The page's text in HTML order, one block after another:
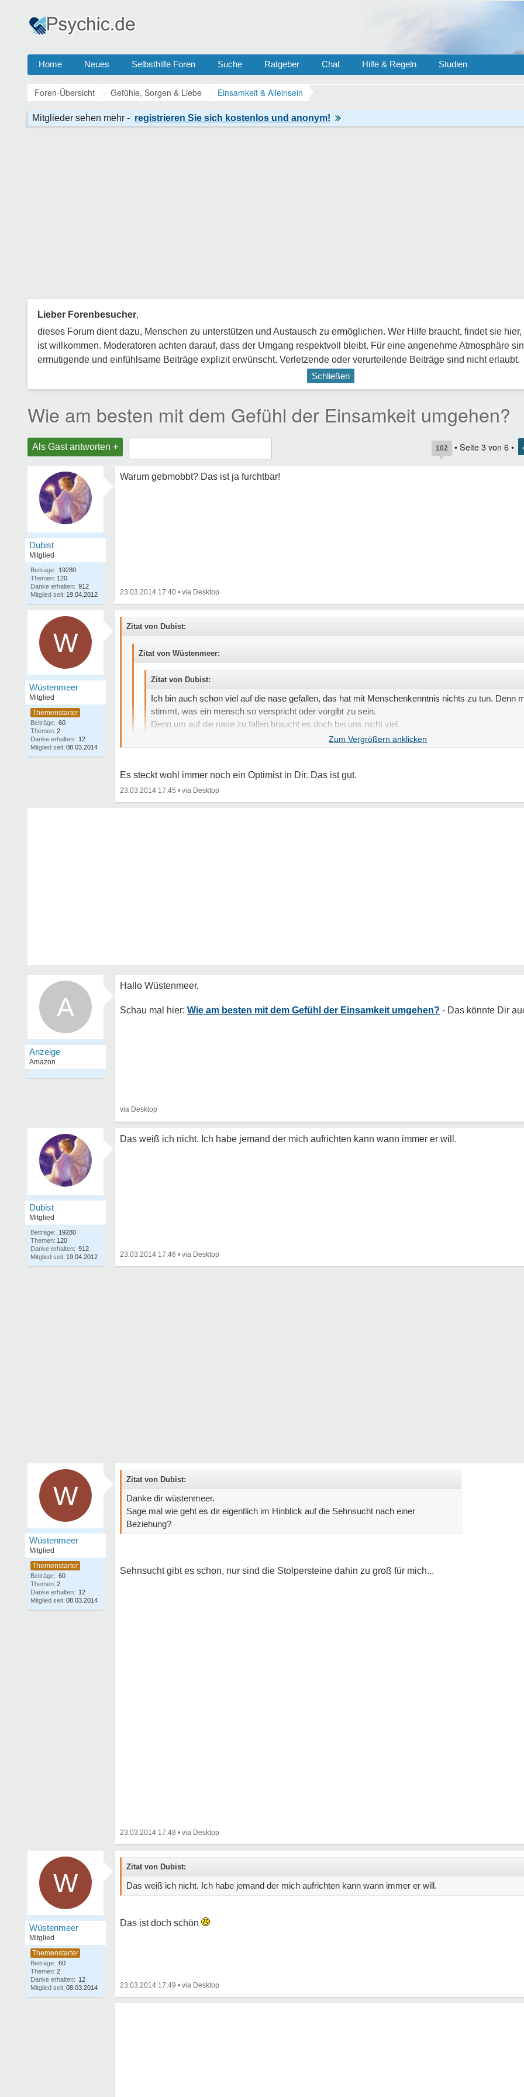
Home Neues Selbsthilfe Foren Suche Ratgeber Chat Hilfe & Regeln Studien
Foren-Übersicht Gefühle, Sorgen & Liebe Einsamkeit & Alleinsein
Lieber Forenbesucher,
dieses Forum dient dazu, Menschen zu unterstützen und Austausch zu ermöglichen. Wer Hilfe braucht, findet sie
ist willkommen. Moderatoren achten darauf, dass der Umgang respektvoll bleibt. Für eine angenehme Atmosphäre
ermutigende und einfühlsame Beiträge explizit erwünscht. Verletzende oder verurteilende Beiträge sind nicht erlaubt.
Schließen
Wie am besten mit dem Gefühl der Einsamkeit umgehen?
Als Gast antworten + 102 • Seite 3 von 6 •
Dubist
Mitglied
Beiträge: 19280
Themen: 120
Danke erhalten: 912
Mitglied seit: 19.04.2012
Warum gebmobbt? Das ist ja furchtbar!
23.03.2014 17:40 •
W
Wüstenmeer
Mitglied
Beiträge: 60
Themen: 2
Danke erhalten: 12
Mitglied seit: 08.03.2014
Zitat von Dubist:
Zitat von Wüstenmeer:
Zitat von Dubist:
Ich bin auch schon viel auf die nase gefallen, das hat mit Menschenkenntnis nichts zu tun. Denn
stimmt, was ein mensch so verspricht oder vorgibt zu sein.
Denn um auf die nase zu fallen braucht es doch bei uns nicht viel.
Wir sind doch schon ganz weit unten ab und zu.
Da fehlt nur noch ein kleiner Tritt.
Es steckt wohl immer noch ein Optimist in Dir. Das ist gut.
23.03.2014 17:45 •
A Wie am besten mit dem Gefühl der Einsamkeit umgehen?
Dubist
Mitglied
Beiträge: 19280
Themen: 120
Danke erhalten: 912
Mitglied seit: 19.04.2012
Das weiß ich nicht. Ich habe jemand der mich aufrichten kann wann immer er will.
23.03.2014 17:46 •
W
Wüstenmeer
Mitglied
Beiträge: 60
Themen: 2
Danke erhalten: 12
Mitglied seit: 08.03.2014
Zitat von Dubist:
Danke dir wüstenmeer.
Sage mal wie geht es dir eigentlich im Hinblick auf die Sehnsucht nach einer
Beziehung?
Sehnsucht gibt es schon, nur sind die Stolpersteine dahin zu groß für mich...
23.03.2014 17:48 •
W
Wüstenmeer
Mitglied
Beiträge: 60
Themen: 2
Danke erhalten: 12
Mitglied seit: 08.03.2014
Zitat von Dubist:
Das weiß ich nicht. Ich habe jemand der mich aufrichten kann wann immer er will.
Das ist doch schön
23.03.2014 17:49 •